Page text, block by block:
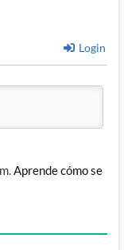
Login
Aprende cómo se